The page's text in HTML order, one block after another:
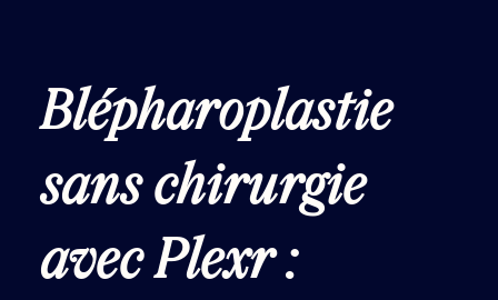
Blépharoplastie
sans chirurgie
avec Plexr :